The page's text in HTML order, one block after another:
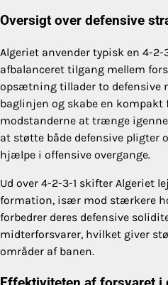
Oversigt over defensive
Algeriet anvender typisk en 4-
afbalanceret tilgang mellem
opsætning tillader to defensive
baglinjen og skabe en kompakt
modstanderne at trænge
at støtte både defensive pligter
hjælpe i offensive overgange.
Ud over 4-2-3-1 skifter Algeriet
formation, især mod stærkere
forbedrer deres defensive
midterforsvarer, hvilket giver
områder af banen.